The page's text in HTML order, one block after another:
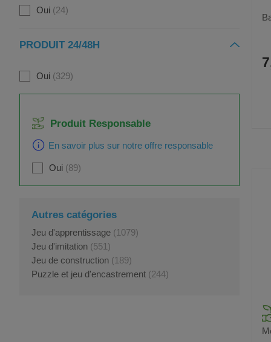
Oui 24
PRODUIT 24/48H
Oui 329
Produit Responsable
En savoir plus sur notre offre responsable
Oui 89
Autres catégories
Jeu d'apprentissage (1079)
Jeu d'imitation (551)
Jeu de construction (189)
Puzzle et jeu d'encastrement (244)